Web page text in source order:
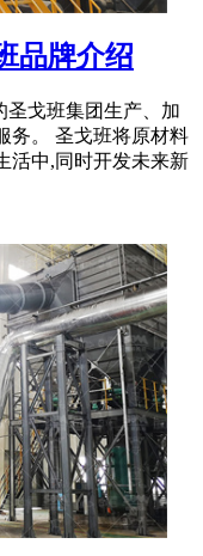
品牌介绍
圣戈班集团生产、加
务。 圣戈班将原材料
活中,同时开发未来新